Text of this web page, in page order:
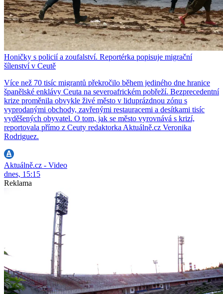
Honičky s policií a zoufalství. Reportérka popisuje migrační
šílenství v Ceutě
Více než 70 tisíc migrantů překročilo během jediného dne hranice
španělské enklávy Ceuta na severoafrickém pobřeží. Bezprecedentní
krize proměnila obvykle živé město v liduprázdnou zónu s
vyprodanými obchody, zavřenými restauracemi a desítkami tisíc
vyděšených obyvatel. O tom, jak se město vyrovnává s krizí,
reportovala přímo z Ceuty redaktorka Aktuálně.cz Veronika
Rodriguez.
Aktuálně.cz - Video
dnes, 15:15
Reklama